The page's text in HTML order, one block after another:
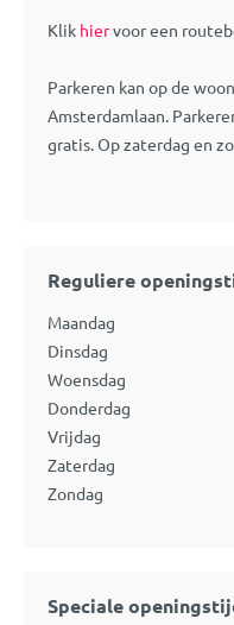
Klik hiervoor een
Parkeren kan op de
Amsterdamlaan.
gratis. Op zaterdag en
Reguliere
Maandag
Dinsdag
Woensdag
Donderdag
Vrijdag
Zaterdag
Zondag
Speciale